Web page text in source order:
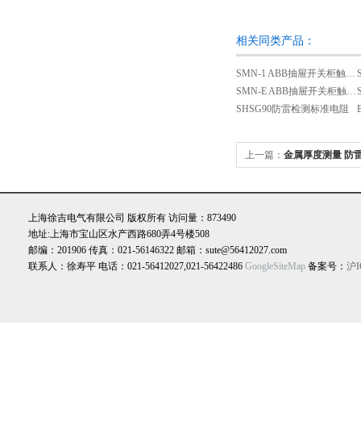
相关同类产品：
SMN-1 ABB抽屉开关柜触头夹紧力检测仪
SMN-E ABB抽屉开关柜触头夹紧力检测仪
SHSG90防雷检测标准电阻
上一篇： 金属厚度测量 防
上海徐吉电气有限公司 版权所有 访问量：873490
地址:上海市宝山区水产西路680弄4号楼508
邮编：201906 传真：021-56146322 邮箱：sute@56412027.com
联系人：徐寿平 电话：021-56412027,021-56422486 GoogleSiteMap 备案号： 沪